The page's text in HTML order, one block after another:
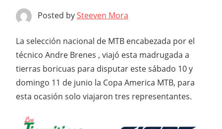
Posted bySteeven Mora
La selección nacional de MTB encabezada por el
técnico Andre Brenes , viajó esta madrugada a
tierras boricuas para disputar este sábado 10 y
domingo 11 de junio la Copa America MTB, para
esta ocasión solo viajaron tres representantes.